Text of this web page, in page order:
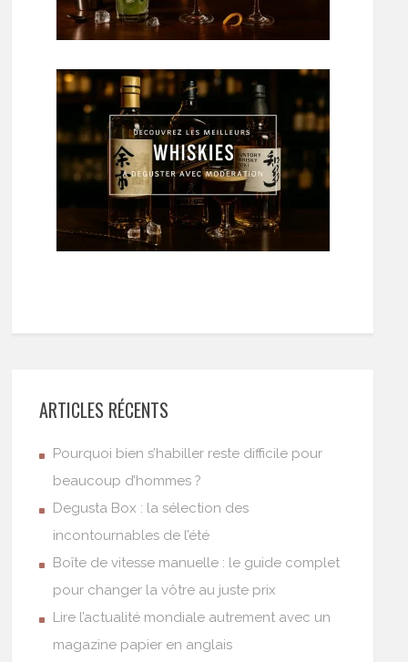
ARTICLES RÉCENTS
Pourquoi bien s’habiller reste difficile pour
beaucoup d’hommes ?
Degusta Box : la sélection des
incontournables de l’été
Boîte de vitesse manuelle : le guide complet
pour changer la vôtre au juste prix
Lire l’actualité mondiale autrement avec un
magazine papier en anglais